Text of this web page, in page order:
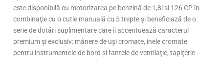
este disponibilă cu motorizarea pe benzină de 1,8l şi 126 CP în
combinaţie cu o cutie manuală cu 5 trepte şi beneficiază de o
serie de dotări suplimentare care îi accentuează caracterul
premium şi exclusiv: mânere de uşi cromate, inele cromate
pentru instrumentele de bord şi fantele de ventilaţie, tapiţerie